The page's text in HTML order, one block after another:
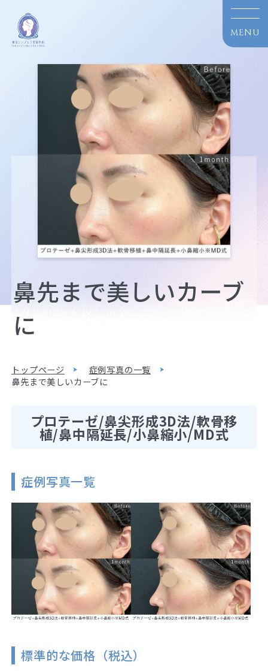
鼻先まで美しいカーブ
に
トップページ
症例写真の一覧
鼻先まで美しいカーブに
プロテーゼ/鼻尖形成3D法/軟骨移
植/鼻中隔延長/小鼻縮小/MD式
症例写真一覧
標準的な価格（税込）